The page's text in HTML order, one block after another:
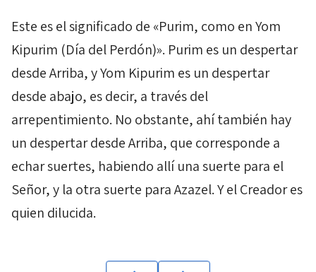
Este es el significado de «Purim, como enYom
Kipurim (Día del Perdón)». Purim es un despertar
desde Arriba, yYom Kipurim es un despertar
desde abajo, es decir, a través del
arrepentimiento. No obstante, ahí también hay
un despertar desde Arriba, que corresponde a
echar suertes, habiendo allí una suerte para el
Señor, y la otra suerte para Azazel. Y el Creador es
quien dilucida.